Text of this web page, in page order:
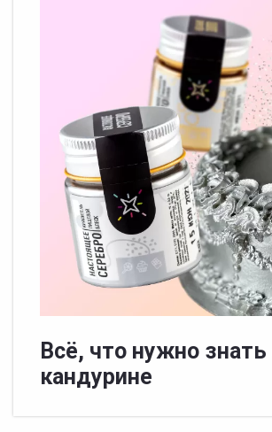
Всë, что нужно знать
кандурине